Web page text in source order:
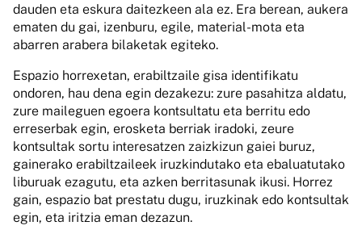
dauden eta eskura daitezkeen ala ez. Era berean, aukera
ematen du gai, izenburu, egile, material-mota eta
abarren arabera bilaketak egiteko.
Espazio horrexetan, erabiltzaile gisa identifikatu
ondoren, hau dena egin dezakezu: zure pasahitza aldatu,
zure maileguen egoera kontsultatu eta berritu edo
erreserbak egin, erosketa berriak iradoki, zeure
kontsultak sortu interesatzen zaizkizun gaiei buruz,
gainerako erabiltzaileek iruzkindutako eta ebaluatutako
liburuak ezagutu, eta azken berritasunak ikusi. Horrez
gain, espazio bat prestatu dugu, iruzkinak edo kontsultak
egin, eta iritzia eman dezazun.